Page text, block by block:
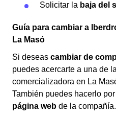
Solicitar la baja del
Guía para cambiar a
La Masó
Si deseas cambiar de
puedes acercarte a una de
comercializadora en La
También puedes hacerlo por
página web de la compañía.